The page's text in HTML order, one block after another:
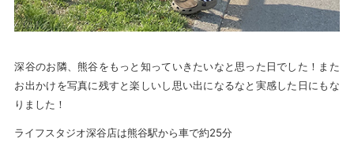
深谷のお隣、熊谷をもっと知っていきたいなと思った日でした！また
お出かけを写真に残すと楽しいし思い出になるなと実感した日にもな
りました！
ライフスタジオ深谷店は熊谷駅から車で約25分